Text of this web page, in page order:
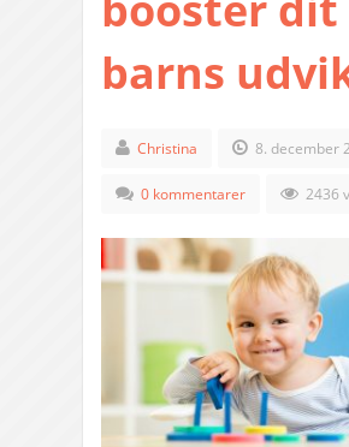
barns
Christina 8. december
0 kommentarer 2436